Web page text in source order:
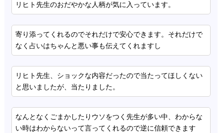
リヒト先生のおだやかな人柄が気に入っています。
寄り添ってくれるのでそれだけで安心できます。それだけで
なく占いはちゃんと悪い事も伝えてくれますし
リヒト先生、ショックな内容だったので当たってほしくない
と思いましたが、当たりました。
なんとなくごまかしたりウソをつく先生が多い中、わからな
い時はわからないって言ってくれるので逆に信頼できます